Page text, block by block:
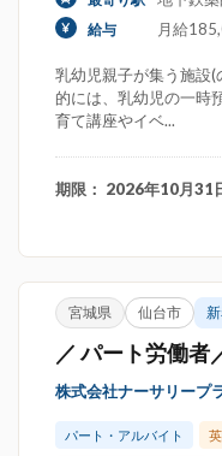
給与 月給
乳幼児親子が集う施設
的には、乳幼児の一時
育て講座やイベ...
期限： 2026年10月31
宮城県 仙台市
／ パート労働者
株式会社ナーサリープ
パート・アルバイト